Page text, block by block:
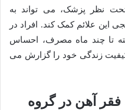
نظر پزشک، می تواند به
این علائم کمک کند. افراد در
تا چند ماه مصرف، احساس
زندگی خود را گزارش می
فقر آهن در گروه